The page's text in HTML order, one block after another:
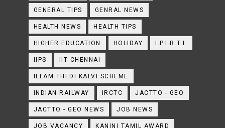
GENERAL TIPS GENRAL NEWS
HEALTH NEWS HEALTH TIPS
HIGHER EDUCATION HOLIDAY I.P.I.R.T.I.
IIPS IIT CHENNAI
ILLAM THEDI KALVI SCHEME
INDIAN RAILWAY IRCTC JACTTO - GEO
JACTTO - GEO NEWS JOB NEWS
JOB VACANCY KANINI TAMIL AWARD